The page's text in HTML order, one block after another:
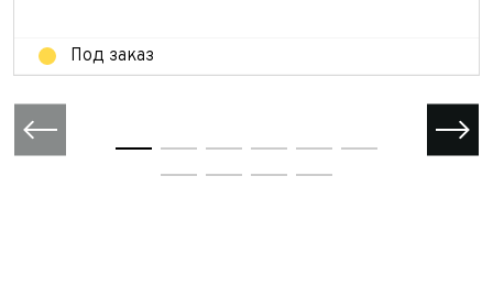
Под заказ